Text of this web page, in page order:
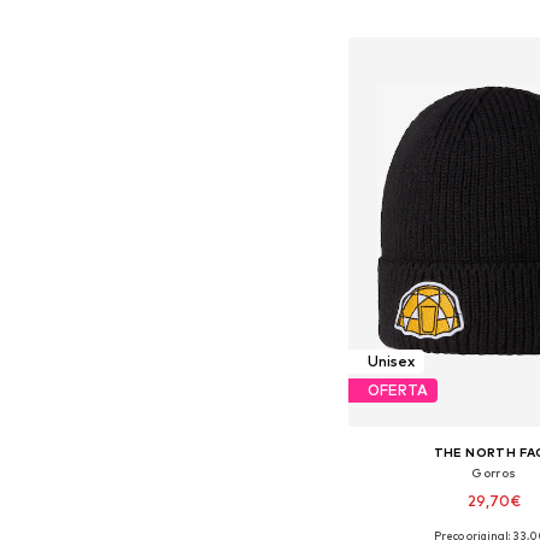
Unisex
OFERTA
THE NORTH
Gorros
29,70€
Preço original: